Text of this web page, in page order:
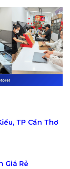
TP Cần Thơ
Giá Rẻ